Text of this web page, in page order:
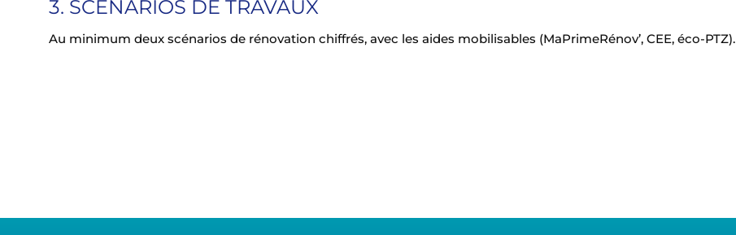
3. SCÉNARIOS DE TRAVAUX
Au minimum deux scénarios de rénovation chiffrés, avec les aides mobilisables (MaPrimeRénov’, CEE, éco-PTZ).